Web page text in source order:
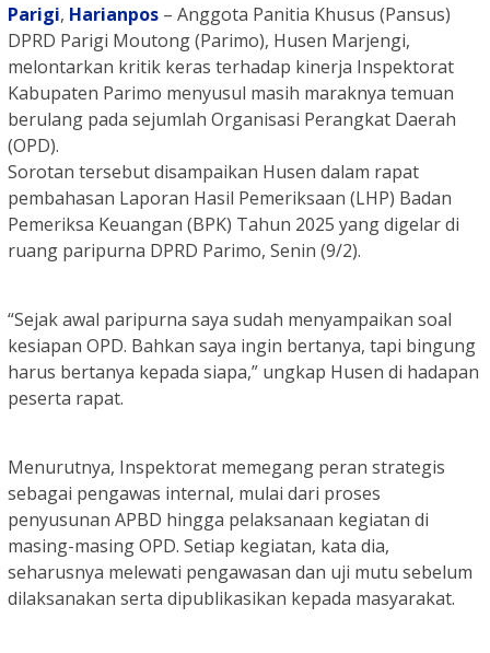
Parigi, Harianpos – Anggota Panitia Khusus (Pansus)
DPRD Parigi Moutong (Parimo), Husen Marjengi,
melontarkan kritik keras terhadap kinerja Inspektorat
Kabupaten Parimo menyusul masih maraknya temuan
berulang pada sejumlah Organisasi Perangkat Daerah
(OPD).
Sorotan tersebut disampaikan Husen dalam rapat
pembahasan Laporan Hasil Pemeriksaan (LHP) Badan
Pemeriksa Keuangan (BPK) Tahun 2025 yang digelar di
ruang paripurna DPRD Parimo, Senin (9/2).
“Sejak awal paripurna saya sudah menyampaikan soal
kesiapan OPD. Bahkan saya ingin bertanya, tapi bingung
harus bertanya kepada siapa,” ungkap Husen di hadapan
peserta rapat.
Menurutnya, Inspektorat memegang peran strategis
sebagai pengawas internal, mulai dari proses
penyusunan APBD hingga pelaksanaan kegiatan di
masing-masing OPD. Setiap kegiatan, kata dia,
seharusnya melewati pengawasan dan uji mutu sebelum
dilaksanakan serta dipublikasikan kepada masyarakat.